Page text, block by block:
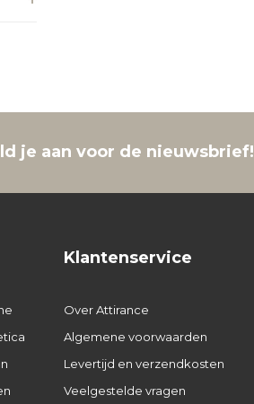
je aan voor de nieuwsbrief!
Klantenservice
Over Attirance
Algemene voorwaarden
Levertijd en verzendkosten
Veelgestelde vragen